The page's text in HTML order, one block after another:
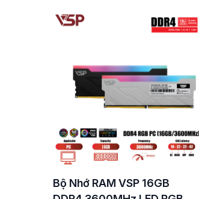
Bộ Nhớ RAM VSP 16GB